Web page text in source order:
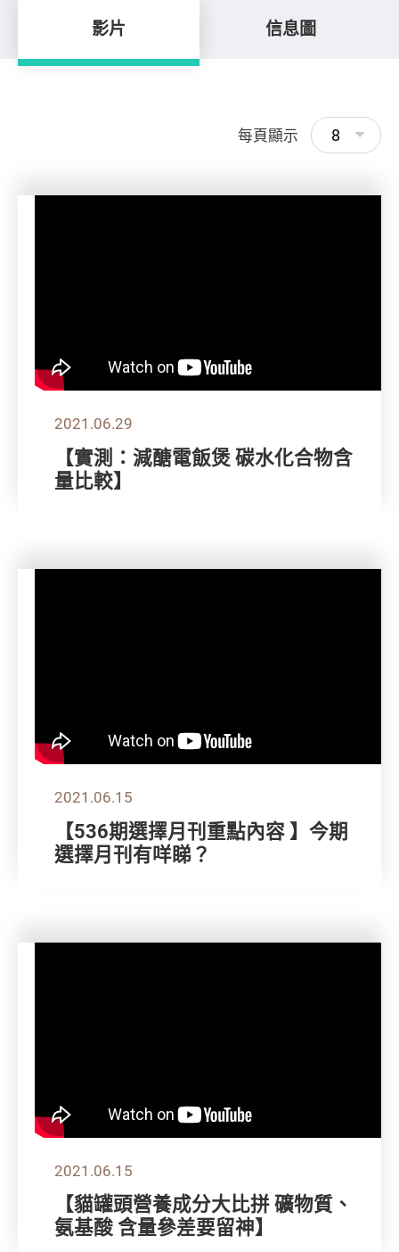
影片 信息圖
每頁顯示 8
2021.06.29
【實測：減醣電飯煲 碳水化合物含
量比較】
2021.06.15
【536期選擇月刊重點內容 】今期
選擇月刊有咩睇？
2021.06.15
【貓罐頭營養成分大比拼 礦物質、
氨基酸 含量參差要留神】